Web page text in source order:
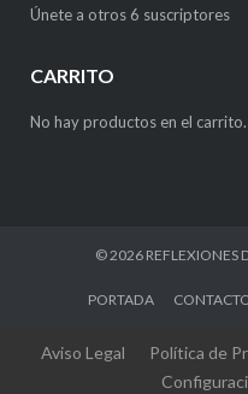
Únete a otros 6 suscriptores
CARRITO
No hay productos en el carrito.
© 2026 REFLEXIONES
PORTADA
Aviso Legal Política de